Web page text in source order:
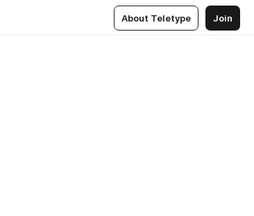
About Teletype Join